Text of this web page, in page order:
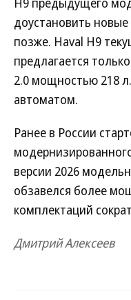
доустановить
позже. Haval H9
предлагается
2.0 мощностью 218
автоматом.
Ранее в России
версии 2026
обзавелся более
комплектаций
Дмитрий Алексеев